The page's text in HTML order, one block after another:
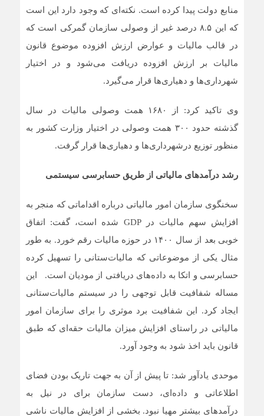
منابع دولت پیدا کرده است. نکته‌ای که وجود دارد این است
که این ۸.۵ درصد غیر از وصولی سازمان گمرکی است که
در قالب مالیات و عوارض ارزش افزوده موضوع قانون
مالیات بر ارزش افزوده دریافت می‌شود و در اختیار
شهرداری‌ها و دهیاری‌ها قرار می‌گیرد.
وی تاکید کرد: از ۱۶۸۰ همت وصولی مالیات در سال
گذشته حدود ۳۰۰ همت وصولی در اختیار وزارت کشور به
منظور توزیع درشهرداری‌ها و دهیاری‌ها قرار گرفت.
رشد درآمدهای مالیاتی از طریق حسابرسی سیستمی
سخنگوی سازمان امور مالیاتی درباره اقداماتی که منجر به
افزایش سهم مالیات در GDP شده است، گفت: اتفاق
خوبی بعد از سال ۱۴۰۰ در حوزه مالیات رقم خورد. به طور
مثال یکی از موضوعاتی که مالیات‌ستانی را تسهیل کرده
حسابرسی و اتکا به داده‌های دریافتی از مودیان است. این
مساله شفافیت قابل توجهی را در سیستم مالیات‌ستانی
ایجاد کرد. این شفافیت برد موثری را برای سازمان امور
مالیاتی در راستای افزایش میزان مالیات حقه‌ای که طبق
قانون باید اخذ شود به وجود آورد.
موحدی یادآور شد: تا پیش از آن به جهت تاریک بودن فضای
اطلاعاتی و داده‌ای، دست سازمان برای در نیل به
درآمدهای بیشتر مهیا نبود. بخشی از افزایش مالیات ناشی